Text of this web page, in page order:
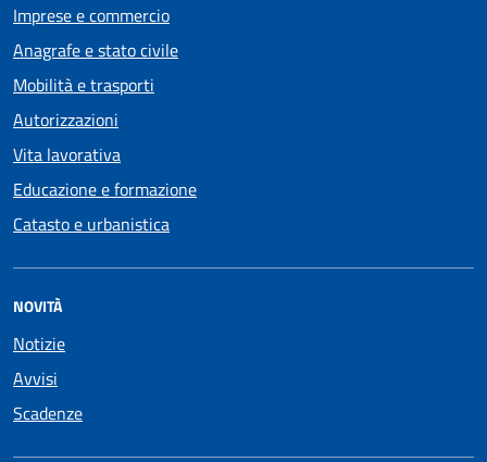
Imprese e commercio
Anagrafe e stato civile
Mobilità e trasporti
Autorizzazioni
Vita lavorativa
Educazione e formazione
Catasto e urbanistica
NOVITÀ
Notizie
Avvisi
Scadenze